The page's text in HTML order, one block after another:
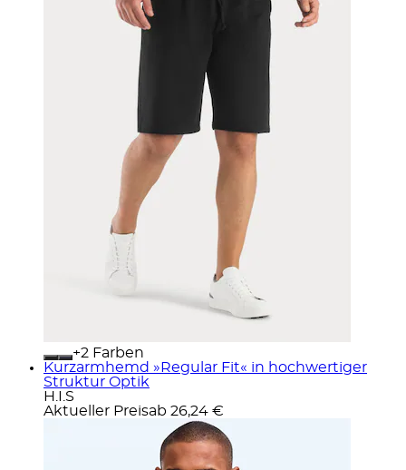
+
Farben
Kurzarmhemd »Regular Fit« in hochwertiger
Struktur Optik
H.I.S
Aktueller Preisab 26,24 €